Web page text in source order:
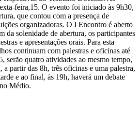
feira,15. O evento foi iniciado às 9h30,
que contou com a presença de
organizadoras. O I Encontro é aberto
da solenidade de abertura, os participantes
e apresentações orais. Para esta
continuam com palestras e oficinas até
serão quatro atividades ao mesmo tempo,
partir das 8h, três oficinas e uma palestra,
e ao final, às 19h, haverá um debate
Médio.